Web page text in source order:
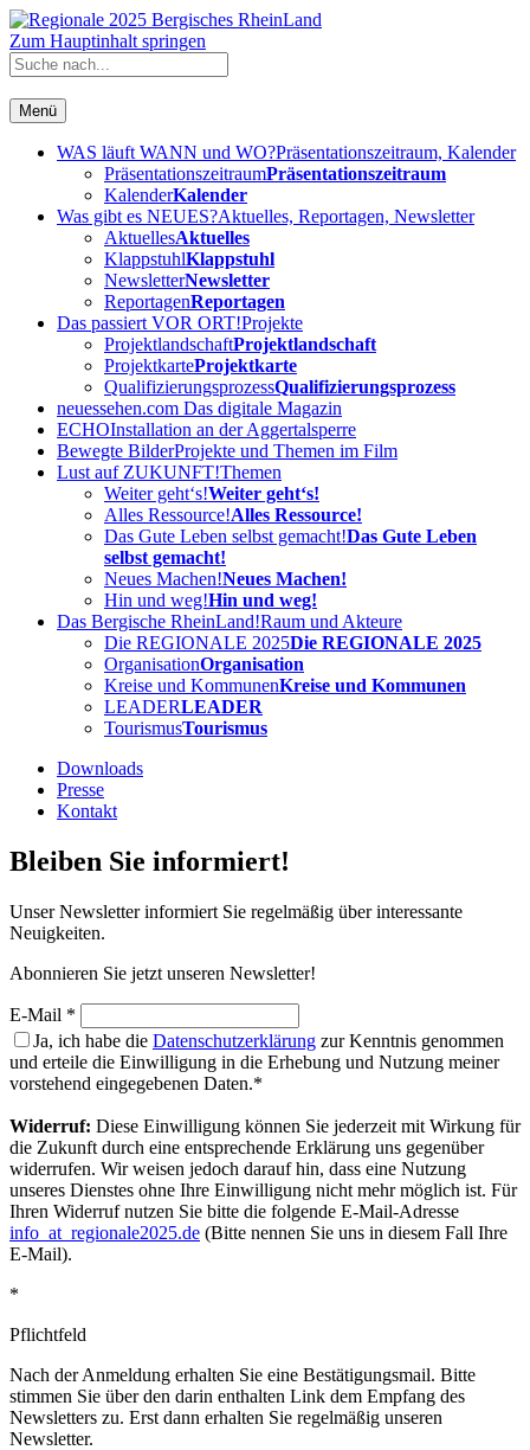
Zum Hauptinhalt springen
Menü
WAS läuft WANN und WO?Präsentationszeitraum, Kalender
PräsentationszeitraumPräsentationszeitraum
KalenderKalender
Was gibt es NEUES?Aktuelles, Reportagen, Newsletter
AktuellesAktuelles
KlappstuhlKlappstuhl
NewsletterNewsletter
ReportagenReportagen
Das passiert VOR ORT!Projekte
ProjektlandschaftProjektlandschaft
ProjektkarteProjektkarte
QualifizierungsprozessQualifizierungsprozess
neuessehen.com Das digitale Magazin
ECHOInstallation an der Aggertalsperre
Bewegte BilderProjekte und Themen im Film
Lust auf ZUKUNFT!Themen
Weiter geht‘s!Weiter geht‘s!
Alles Ressource!Alles Ressource!
Das Gute Leben selbst gemacht!Das Gute Leben
selbst gemacht!
Neues Machen!Neues Machen!
Hin und weg!Hin und weg!
Das Bergische RheinLand!Raum und Akteure
Die REGIONALE 2025Die REGIONALE 2025
OrganisationOrganisation
Kreise und KommunenKreise und Kommunen
LEADERLEADER
TourismusTourismus
Downloads
Presse
Kontakt
Bleiben Sie informiert!
Unser Newsletter informiert Sie regelmäßig über interessante
Neuigkeiten.
Abonnieren Sie jetzt unseren Newsletter!
E-Mail *
Ja, ich habe die Datenschutzerklärung zur Kenntnis genommen
und erteile die Einwilligung in die Erhebung und Nutzung meiner
vorstehend eingegebenen Daten.*
Widerruf: Diese Einwilligung können Sie jederzeit mit Wirkung für
die Zukunft durch eine entsprechende Erklärung uns gegenüber
widerrufen. Wir weisen jedoch darauf hin, dass eine Nutzung
unseres Dienstes ohne Ihre Einwilligung nicht mehr möglich ist. Für
Ihren Widerruf nutzen Sie bitte die folgende E-Mail-Adresse
info _at_ regionale2025.de (Bitte nennen Sie uns in diesem Fall Ihre
E-Mail).
*
Pflichtfeld
Nach der Anmeldung erhalten Sie eine Bestätigungsmail. Bitte
stimmen Sie über den darin enthalten Link dem Empfang des
Newsletters zu. Erst dann erhalten Sie regelmäßig unseren
Newsletter.